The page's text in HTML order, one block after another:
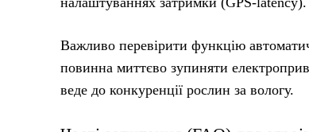
Важливо перевірити функцію
повинна миттєво зупиняти
веде до конкуренції рослин за вологу.